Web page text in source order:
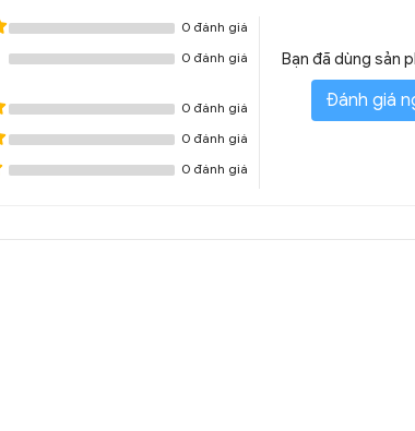
0 đánh giá
0 đánh giá
0 đánh giá
0 đánh giá
0 đánh giá
Bạn đã dùng sản
Đánh giá